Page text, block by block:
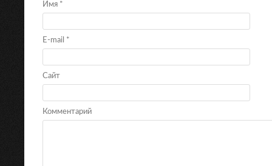
Имя *
E-mail *
Сайт
Комментарий